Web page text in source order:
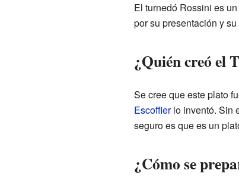
El turnedó Rossini es
por su presentación y
¿Quién creó el
Se cree que este plato
Escoffierlo inventó. Sin
seguro es que es un
¿Cómo se